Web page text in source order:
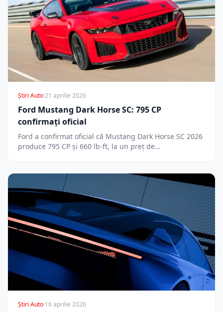
Știri Auto·21 aprilie 2026
Ford Mustang Dark Horse SC: 795 CP
confirmați oficial
Ford a confirmat oficial că Mustang Dark Horse SC 2026
produce 795 CP și 660 lb-ft, la un preț de…
Știri Auto·16 aprilie 2026